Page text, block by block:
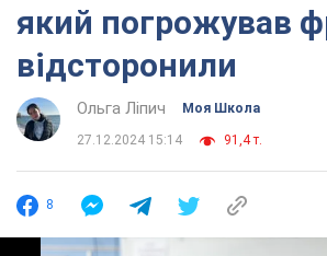
який погрожував
відсторонили
Ольга Ліпич Моя Школа
27.12.2024 15:14 91,4 т.
8